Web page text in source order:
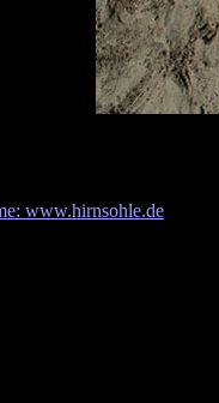
www.hirnsohle.de